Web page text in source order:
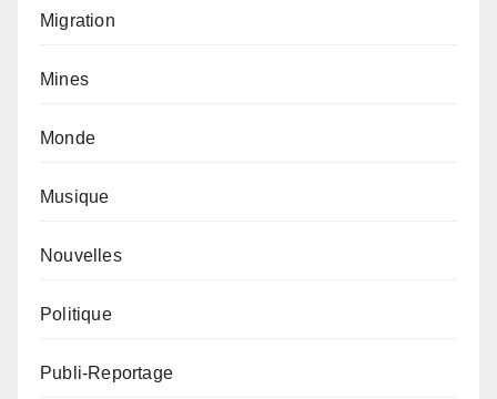
Migration
Mines
Monde
Musique
Nouvelles
Politique
Publi-Reportage